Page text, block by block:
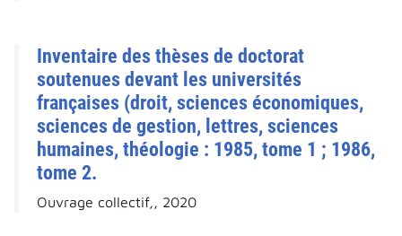
Inventaire des thèses de doctorat
soutenues devant les universités
françaises (droit, sciences économiques,
sciences de gestion, lettres, sciences
humaines, théologie : 1985, tome 1 ; 1986,
tome 2.
Ouvrage collectif,, 2020